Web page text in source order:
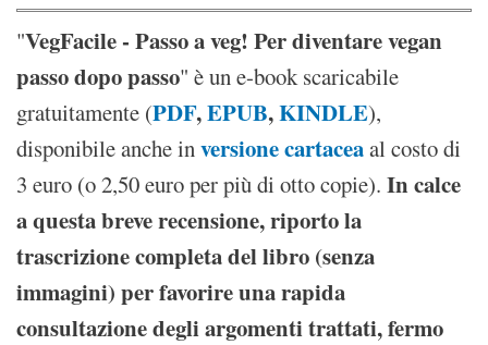
"VegFacile - Passo a veg! Per diventare vegan
passo dopo passo" è un e-book scaricabile
gratuitamente (PDF,EPUB,KINDLE),
disponibile anche inversione cartaceaal costo di
3 euro (o 2,50 euro per più di otto copie). In calce
a questa breve recensione, riporto la
trascrizione completa del libro (senza
immagini) per favorire una rapida
consultazione degli argomenti trattati, fermo